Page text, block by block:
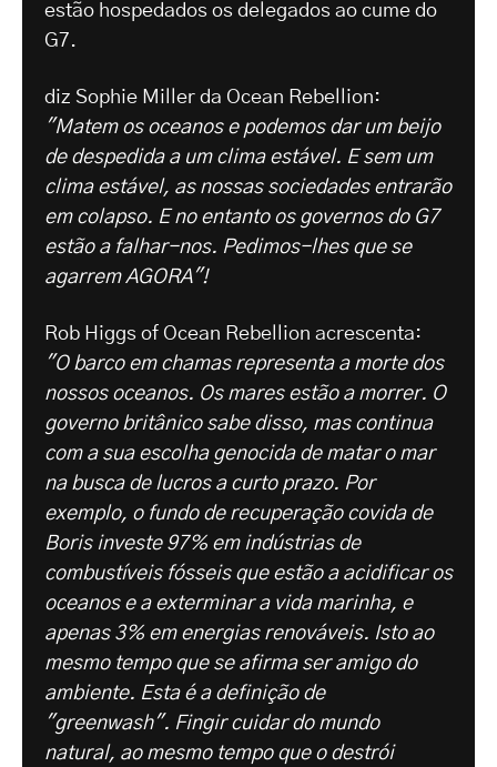
estão hospedados os delegados ao cume do
G7.
diz Sophie Miller da Ocean Rebellion:
"Matem os oceanos e podemos dar um beijo
de despedida a um clima estável. E sem um
clima estável, as nossas sociedades entrarão
em colapso. E no entanto os governos do G7
estão a falhar-nos. Pedimos-lhes que se
agarrem AGORA"!
Rob Higgs of Ocean Rebellion acrescenta:
"O barco em chamas representa a morte dos
nossos oceanos. Os mares estão a morrer. O
governo britânico sabe disso, mas continua
com a sua escolha genocida de matar o mar
na busca de lucros a curto prazo. Por
exemplo, o fundo de recuperação covida de
Boris investe 97% em indústrias de
combustíveis fósseis que estão a acidificar os
oceanos e a exterminar a vida marinha, e
apenas 3% em energias renováveis. Isto ao
mesmo tempo que se afirma ser amigo do
ambiente. Esta é a definição de
"greenwash". Fingir cuidar do mundo
natural, ao mesmo tempo que o destrói